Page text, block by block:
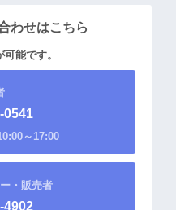
わせはこちら
能です。
0541
～17:00
・販売者
4902